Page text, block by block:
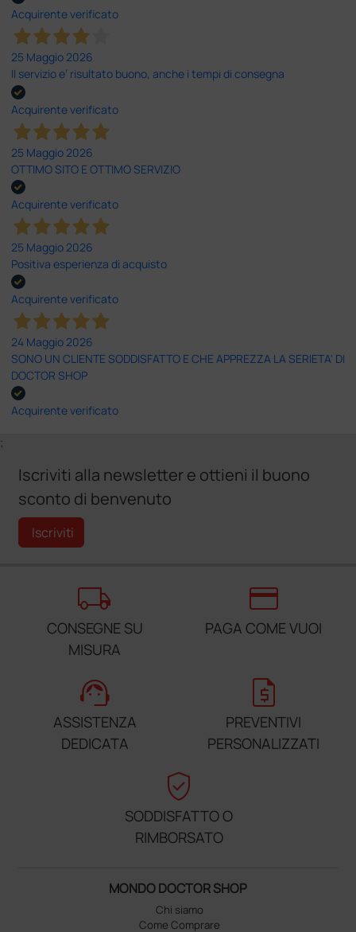
Acquirente verificato
25 Maggio 2026
Il servizio e’ risultato buono, anche i tempi di consegna
Acquirente verificato
25 Maggio 2026
OTTIMO SITO E OTTIMO SERVIZIO
Acquirente verificato
25 Maggio 2026
Positiva esperienza di acquisto
Acquirente verificato
24 Maggio 2026
SONO UN CLIENTE SODDISFATTO E CHE APPREZZA LA SERIETA' DI
DOCTOR SHOP
Acquirente verificato
;
Iscriviti alla newsletter e ottieni il buono
sconto di benvenuto
Iscriviti
local_shipping
CONSEGNE SU
MISURA
credit_card
PAGA COME VUOI
support_agent
ASSISTENZA
DEDICATA
request_quote
PREVENTIVI
PERSONALIZZATI
verified_user
SODDISFATTO O
RIMBORSATO
MONDO DOCTOR SHOP
Chi siamo
Come Comprare